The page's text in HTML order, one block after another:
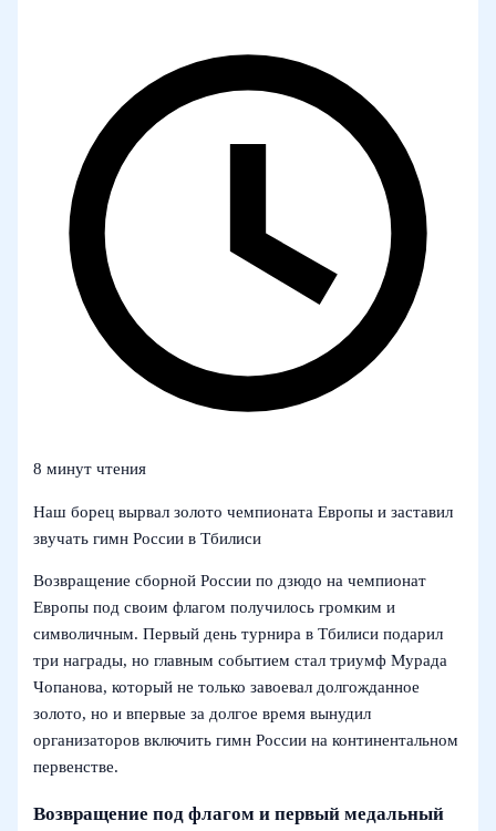
8 минут чтения
Наш борец вырвал золото чемпионата Европы и заставил
звучать гимн России в Тбилиси
Возвращение сборной России по дзюдо на чемпионат
Европы под своим флагом получилось громким и
символичным. Первый день турнира в Тбилиси подарил
три награды, но главным событием стал триумф Мурада
Чопанова, который не только завоевал долгожданное
золото, но и впервые за долгое время вынудил
организаторов включить гимн России на континентальном
первенстве.
Возвращение под флагом и первый медальный